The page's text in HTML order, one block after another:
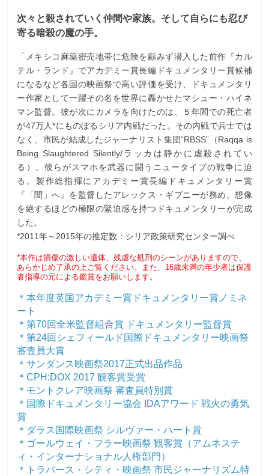
次々と殺されていく仲間や家族。そして自らにも忍び
寄る暗殺の魔の手。
「メキシコ麻薬密売地帯に危険を顧みず潜入した前作『カル
テル・ランド』でアカデミー賞長編ドキュメンタリー賞候補
になるなど各国の映画祭で高い評価を受け、ドキュメンタリ
ー作家として一躍その名を世界に轟かせたマシュー・ハイネ
マン監督。彼が次にカメラを向けたのは、５年間での死亡者
が47万人*にものぼるシリア内戦だった。その内戦で兵士では
なく、市民が結成したジャーナリスト集団“RBSS”（Raqqa is
Being Slaughtered Silently/ラッカは静かに虐殺されてい
る）。彼らがスマホを武器に闘うニュータイプの戦争に迫
る。製作総指揮にアカデミー賞長編ドキュメンタリー賞
『「闇」へ』を監督したアレックス・ギブニーが務め、想像
を絶するほどの極限の緊迫感を持つドキュメンタリーが完成
した。
*2011年～2015年の推定数：シリア政策研究センター調べ
*本作は損傷の激しい遺体、残虐な処刑のシーンがありますので、
あらかじめ了承の上ご覧ください。また、16歳未満の年少者は保護
者指導の元による鑑賞をお願いします。
＊本年度英国アカデミー賞ドキュメンタリー賞ノミネ
ート
＊第70回全米監督組合賞 ドキュメンタリー監督賞
＊第24回シェフィールド国際ドキュメンタリー映画祭
審査員大賞
＊サンダンス映画祭2017正式出品作品
＊CPH:DOX 2017 観客賞受賞
＊モントクレア映画祭 審査員特別賞
＊国際ドキュメンタリー協会 IDAアワード 戦火の勇気
賞
＊ダラス国際映画祭 シルヴァー・ハート賞
＊ゴールウェイ・フラー映画祭 観客賞（アムネステ
ィ・インターナショナル人権部門）
＊トラバース・シティ・映画祭 市民ジャーナリズム特